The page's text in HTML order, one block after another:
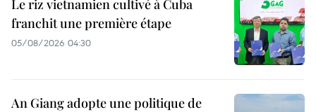
Le riz vietnamien cultivé à Cuba
franchit une première étape
05/08/2026 04:30
An Giang adopte une politique de